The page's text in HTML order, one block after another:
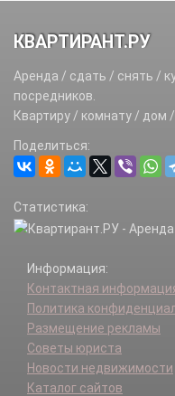
КВАРТИРАНТ.РУ
Аренда / сдать / снять /
посредников.
Квартиру / комнату / дом
Поделиться:
Статистика:
Информация:
Контактная
Политика
Размещение рекламы
Советы юриста
Новости недвижимости
Каталог сайтов